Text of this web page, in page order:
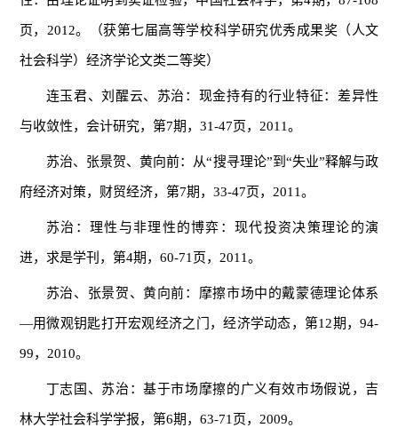
页，2012。（获第七届高等学校科学研究优秀成果奖（人文
社会科学）经济学论文类二等奖）
连玉君、刘醒云、苏治：现金持有的行业特征：差异性
与收敛性，会计研究，第7期，31-47页，2011。
苏治、张景贺、黄向前：从“搜寻理论”到“失业”释解与政
府经济对策，财贸经济，第7期，33-47页，2011。
苏治：理性与非理性的博弈：现代投资决策理论的演
进，求是学刊，第4期，60-71页，2011。
苏治、张景贺、黄向前：摩擦市场中的戴蒙德理论体系
—用微观钥匙打开宏观经济之门，经济学动态，第12期，94-
99，2010。
丁志国、苏治：基于市场摩擦的广义有效市场假说，吉
林大学社会科学学报，第6期，63-71页，2009。